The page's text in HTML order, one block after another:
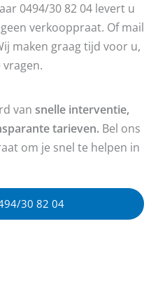
0494/30 82 04 levert u
verkooppraat. Of mail
maken graag tijd voor u,
van snelle interventie,
tarieven. Bel ons
om je snel te helpen in
30 82 04